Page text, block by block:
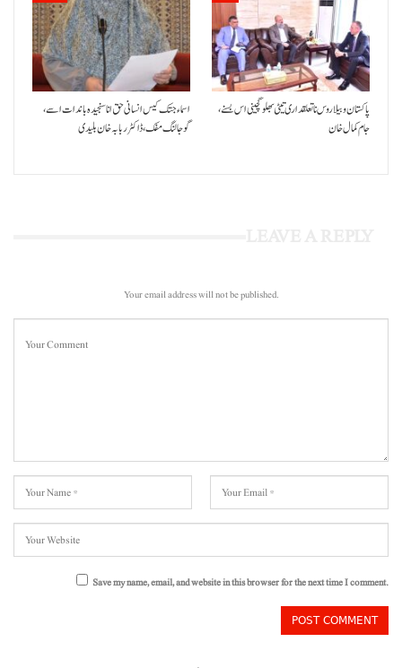
اسماء جتک کیس انسانی حق انا سنجیدہ باندات اسے،
گوجالنگ مفک،ڈاکٹر ربابہ خان بلیدی
پاکستان و بیلاروس نا تعلقداری تیٹی بھلو گچینی اس بسنے،
جام کمال خان
Your email address will not be published.
Save my name, email, and website in this browser for the next time I comment.